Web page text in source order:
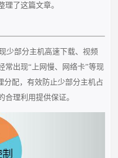
了这篇文章。
少部分主机高速下载、视频
常出现“上网慢、网络卡”等现
分配，有效防止少部分主机占
理利用提供保证。